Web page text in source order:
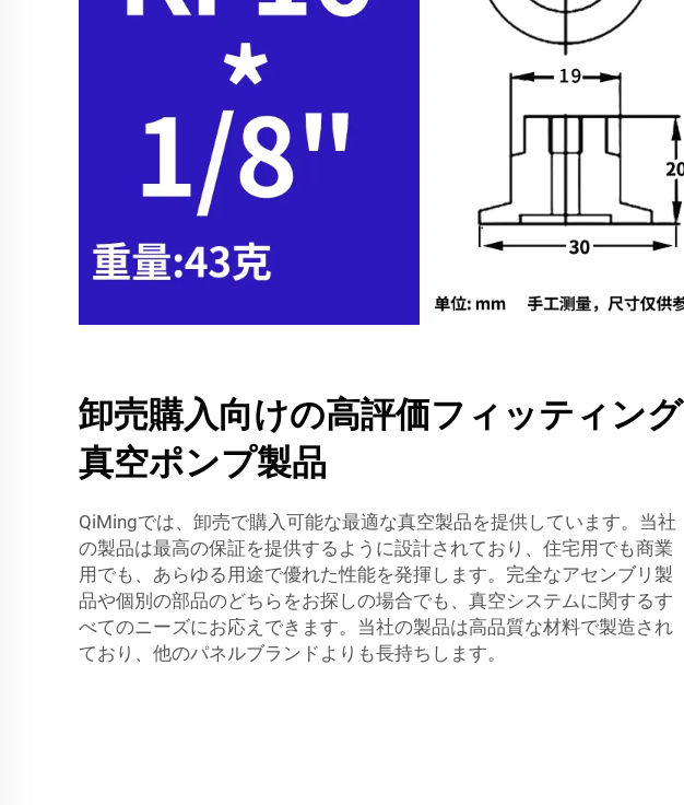
卸売購入向けの高評価フィッティング
真空ポンプ製品
QiMingでは、卸売で購入可能な最適な真空製品を提供しています。当社
の製品は最高の保証を提供するように設計されており、住宅用でも商業
用でも、あらゆる用途で優れた性能を発揮します。完全なアセンブリ製
品や個別の部品のどちらをお探しの場合でも、真空システムに関するす
べてのニーズにお応えできます。当社の製品は高品質な材料で製造され
ており、他のパネルブランドよりも長持ちします。